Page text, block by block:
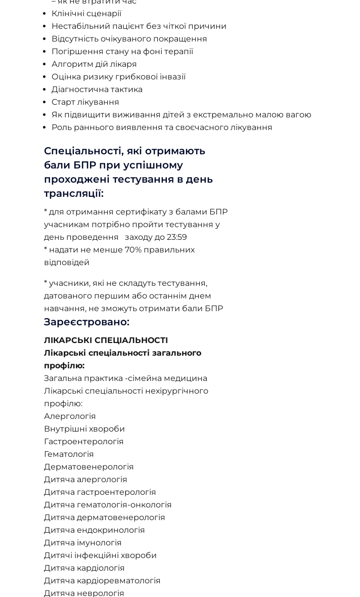
Клінічні сценарії
Нестабільний пацієнт без чіткої причини
Відсутність очікуваного покращення
Погіршення стану на фоні терапії
Алгоритм дій лікаря
Оцінка ризику грибкової інвазії
Діагностична тактика
Старт лікування
Як підвищити виживання дітей з екстремально малою вагою
Роль раннього виявлення та своєчасного лікування
Спеціальності, які отримають
бали БПР при успішному
проходжені тестування в день
трансляції:
* для отримання сертифікату з балами БПР
учасникам потрібно пройти тестування у
день проведення заходу до 23:59
* надати не менше 70% правильних
відповідей
* учасники, які не складуть тестування,
датованого першим або останнім днем
навчання, не зможуть отримати бали БПР
Зареєстровано:
ЛІКАРСЬКІ СПЕЦІАЛЬНОСТІ
Лікарські спеціальності загального
профілю:
Загальна практика -сімейна медицина
Лікарські спеціальності нехірургічного
профілю:
Алергологія
Внутрішні хвороби
Гастроентерологія
Гематологія
Дерматовенерологія
Дитяча алергологія
Дитяча гастроентерологія
Дитяча гематологія-онкологія
Дитяча дерматовенерологія
Дитяча ендокринологія
Дитяча імунологія
Дитячі інфекційні хвороби
Дитяча кардіологія
Дитяча кардіоревматологія
Дитяча неврологія